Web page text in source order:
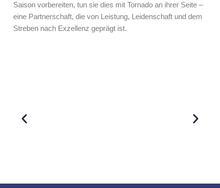
Saison vorbereiten, tun sie dies mit Tornado an ihrer Seite –
eine Partnerschaft, die von Leistung, Leidenschaft und dem
Streben nach Exzellenz geprägt ist.